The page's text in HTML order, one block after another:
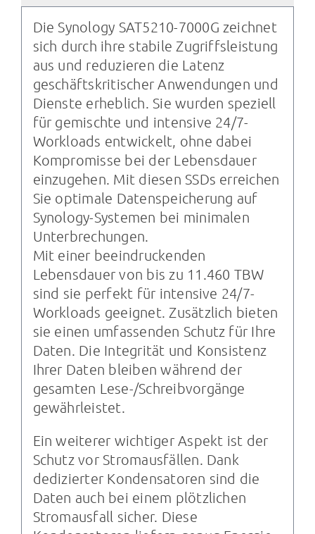
Die Synology SAT5210-7000G zeichnet
sich durch ihre stabile Zugriffsleistung
aus und reduzieren die Latenz
geschäftskritischer Anwendungen und
Dienste erheblich. Sie wurden speziell
für gemischte und intensive 24/7-
Workloads entwickelt, ohne dabei
Kompromisse bei der Lebensdauer
einzugehen. Mit diesen SSDs erreichen
Sie optimale Datenspeicherung auf
Synology-Systemen bei minimalen
Unterbrechungen.
Mit einer beeindruckenden
Lebensdauer von bis zu 11.460 TBW
sind sie perfekt für intensive 24/7-
Workloads geeignet. Zusätzlich bieten
sie einen umfassenden Schutz für Ihre
Daten. Die Integrität und Konsistenz
Ihrer Daten bleiben während der
gesamten Lese-/Schreibvorgänge
gewährleistet.
Ein weiterer wichtiger Aspekt ist der
Schutz vor Stromausfällen. Dank
dedizierter Kondensatoren sind die
Daten auch bei einem plötzlichen
Stromausfall sicher. Diese